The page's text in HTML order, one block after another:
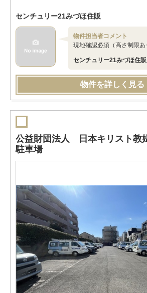
センチュリー21みづほ住販
物件担当者コメント
現地確認必須（高さ制限あ
センチュリー21みづほ住販
物件を詳しく見る
公益財団法人 日本キリスト教
駐車場